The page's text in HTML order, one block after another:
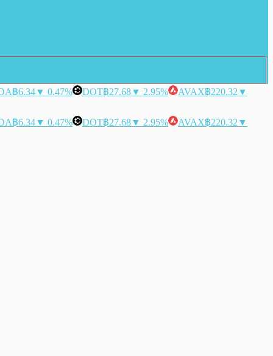
฿6.34▼ 0.47% DOT฿27.68▼ 2.95% AVAX฿220.32 ▼
฿6.34▼ 0.47% DOT฿27.68▼ 2.95% AVAX฿220.32 ▼